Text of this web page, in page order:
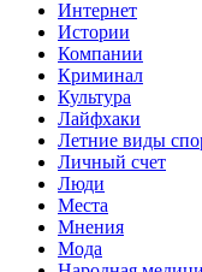
Интернет
Истории
Компании
Криминал
Культура
Лайфхаки
Летние виды
Личный счет
Люди
Места
Мнения
Мода